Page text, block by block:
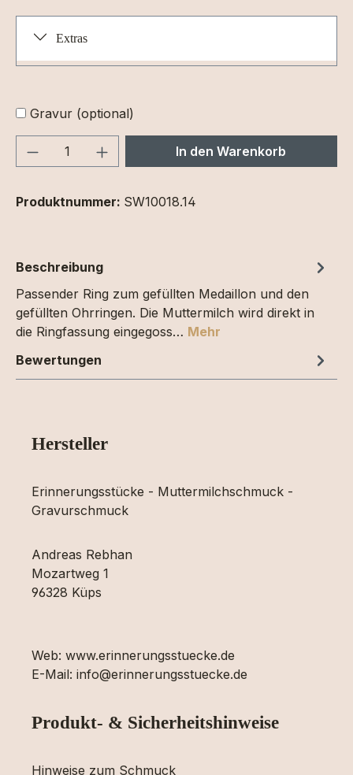
Extras
Gravur (optional)
Produkt Anzahl: Gib denIn den Warenkorb
Produktnummer: SW10018.14
Beschreibung
Passender Ring zum gefüllten Medaillon und den
gefüllten Ohrringen. Die Muttermilch wird direkt in
die Ringfassung eingegoss… Mehr
Bewertungen
Hersteller
Erinnerungsstücke - Muttermilchschmuck -
Gravurschmuck
Andreas Rebhan
Mozartweg 1
96328 Küps
Web: www.erinnerungsstuecke.de
E-Mail: info@erinnerungsstuecke.de
Produkt- & Sicherheitshinweise
Hinweise zum Schmuck